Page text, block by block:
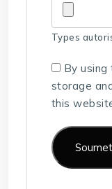
Types
By
storage
this